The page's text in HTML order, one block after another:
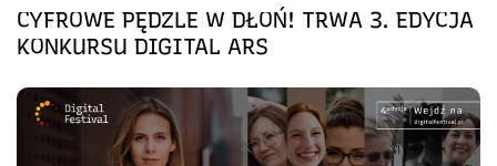
CYFROWE PĘDZLE W DŁOŃ! TRWA 3. EDYCJA
KONKURSU DIGITAL ARS